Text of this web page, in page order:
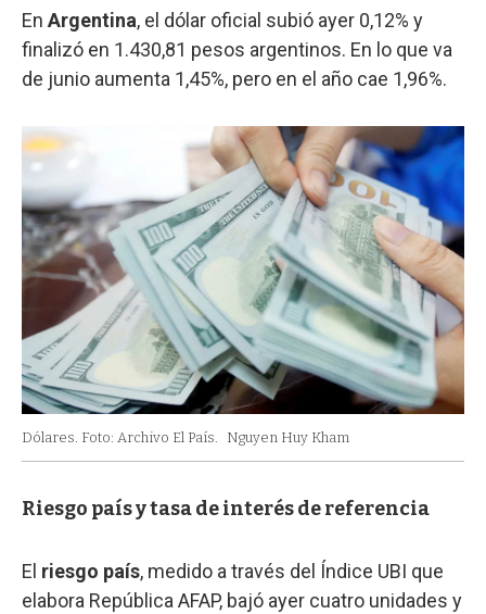
En Argentina, el dólar oficial subió ayer 0,12% y
finalizó en 1.430,81 pesos argentinos. En lo que va
de junio aumenta 1,45%, pero en el año cae 1,96%.
Dólares. Foto: Archivo El País. Nguyen Huy Kham
Riesgo país y tasa de interés de referencia
El riesgo país, medido a través del Índice UBI que
elabora República AFAP, bajó ayer cuatro unidades y